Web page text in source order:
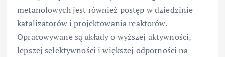
metanolowych jest również postęp w dziedzinie
katalizatorów i projektowania reaktorów.
Opracowywane są układy o wyższej aktywności,
lepszej selektywności i większej odporności na